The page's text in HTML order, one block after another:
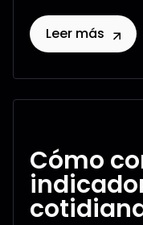
Leer más
Cómo